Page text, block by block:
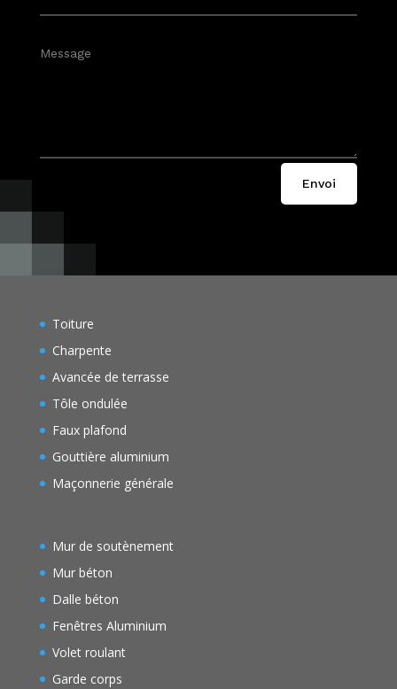
Envoi
Toiture
Charpente
Avancée de terrasse
Tôle ondulée
Faux plafond
Gouttière aluminium
Maçonnerie générale
Mur de soutènement
Mur béton
Dalle béton
Fenêtres Aluminium
Volet roulant
Garde corps